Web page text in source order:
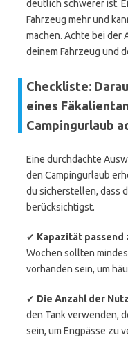
deutlich schwerer ist.
Fahrzeug mehr und
machen. Achte bei der
deinem Fahrzeug und
Checkliste:
eines
Campingurlaub
Eine durchdachte
den Campingurlaub
du sicherstellen, dass
berücksichtigst.
✔ Kapazität passend
Wochen sollten
vorhanden sein, um
✔ Die Anzahl der
den Tank verwenden,
sein, um Engpässe zu